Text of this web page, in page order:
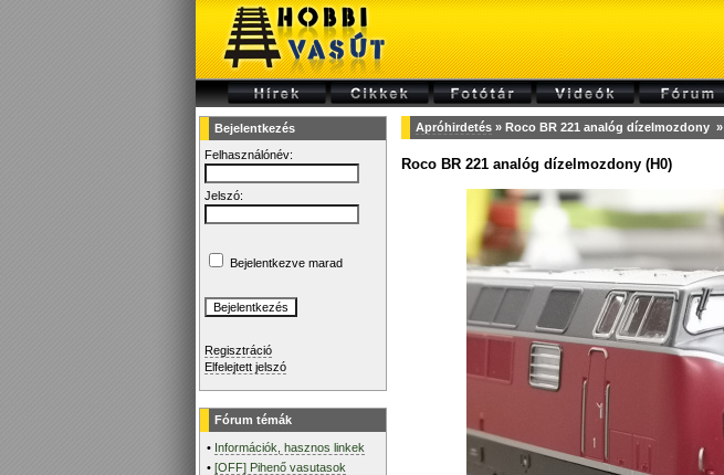
Bejelentkezés
Felhasználónév:
Jelszó:
Bejelentkezve marad
Regisztráció
Elfelejtett jelszó
Fórum témák
• Információk, hasznos linkek
•[OFF] Pihenő vasutasok
Apróhirdetés » Roco BR 221 analóg dízelmozdony »
Roco BR 221 analóg dízelmozdony (H0)